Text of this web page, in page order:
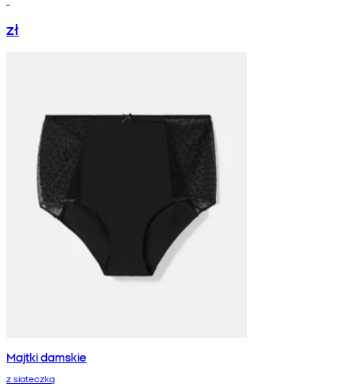
zł
Majtki damskie
z siateczką